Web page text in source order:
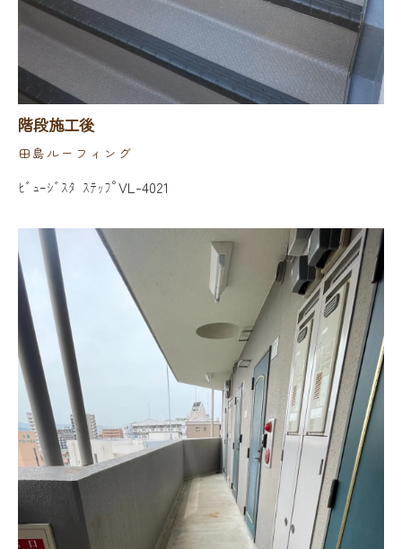
階段施工後
田島ルーフィング
ﾋﾞｭｰｼﾞｽﾀ ｽﾃｯﾌﾟVL-4021